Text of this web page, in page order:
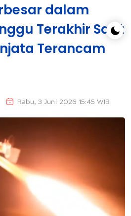
dalam
Terakhir Saat
Terancam
Rabu, 3 Juni 2026 15:45 WIB